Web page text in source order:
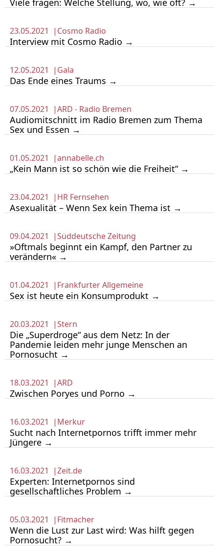
Viele fragen: Welche Stellung, wo, wie oft? →
23.05.2021 | Cosmo Radio
Interview mit Cosmo Radio →
12.05.2021 | Gala
Das Ende eines Traums →
07.05.2021 |ARD - Radio Bremen
Audiomitschnitt im Radio Bremen zum Thema
Sex und Essen →
01.05.2021 |annabelle.ch
„Kein Mann ist so schön wie die Freiheit“ →
23.04.2021 | HR Fernsehen
Asexualität – Wenn Sex kein Thema ist →
09.04.2021 |Süddeutsche Zeitung
»Oftmals beginnt ein Kampf, den Partner zu
verändern« →
01.04.2021 | Frankfurter Allgemeine
Sex ist heute ein Konsumprodukt →
20.03.2021 |Stern
Die „Superdroge“ aus dem Netz: In der
Pandemie leiden mehr junge Menschen an
Pornosucht →
18.03.2021 |ARD
Zwischen Poryes und Porno →
16.03.2021 | Merkur
Sucht nach Internetpornos trifft immer mehr
Jüngere →
16.03.2021 |Zeit.de
Experten: Internetpornos sind
gesellschaftliches Problem →
05.03.2021 | Fitmacher
Wenn die Lust zur Last wird: Was hilft ge­gen
Por­no­sucht? →